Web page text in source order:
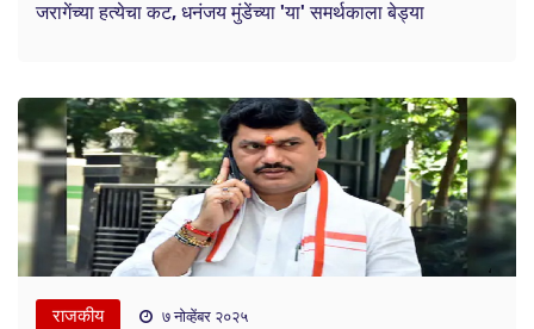
जरागेंच्या हत्येचा कट, धनंजय मुंडेंच्या 'या' समर्थकाला बेड्या
राजकीय ७ नोव्हेंबर २०२५